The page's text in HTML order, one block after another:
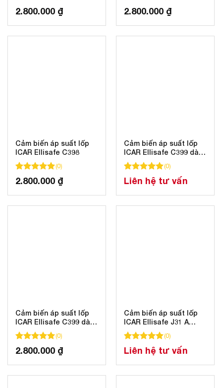
100trên 5 dựa trên
100
2.800.000 ₫ 100trên 5 dựa trên
100
2.800.000 ₫
Cảm biến áp suất lốp
ICAR Ellisafe C398
100trên 5 dựa trên
100
(0)
2.800.000 ₫
Cảm biến áp suất lốp
ICAR Ellisafe C399 dành
riêng cho Toyota 2023
100trên 5 dựa trên
100
(0)
Liên hệ tư vấn
Cảm biến áp suất lốp
ICAR Ellisafe C399 dành
riêng cho Toyota 2023
100trên 5 dựa trên
100
(0)
2.800.000 ₫
Cảm biến áp suất lốp
ICAR Ellisafe J31 A
dành cho Mazda
100trên 5 dựa trên
100
(0)
Liên hệ tư vấn